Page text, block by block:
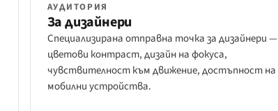
АУДИТОРИЯ
За дизайнери
Специализирана отправна точка за дизайнери —
цветови контраст, дизайн на фокуса,
чувствителност към движение, достъпност на
мобилни устройства.